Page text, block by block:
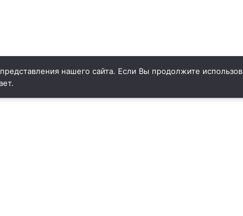
нашего сайта. Если Вы продолжите